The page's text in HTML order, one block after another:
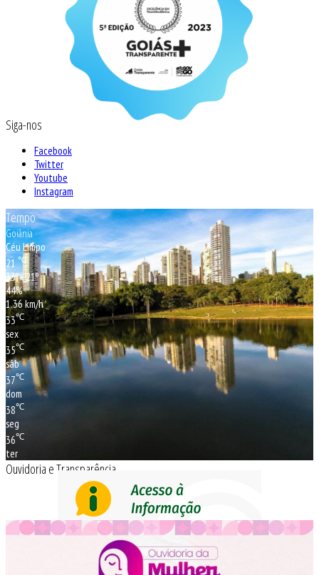
Siga-nos
Facebook
Twitter
Youtube
Instagram
Tempo
Goiânia
Céu Limpo
21℃
33º - 21º
44%
1.36 km/h
33℃
sex
35℃
sáb
37℃
dom
38℃
seg
36℃
ter
Ouvidoria e Transparência